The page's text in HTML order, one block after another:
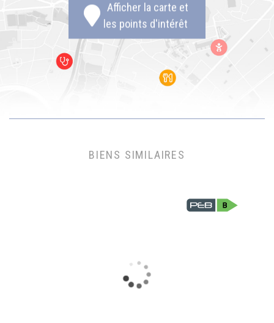
Afficher la carte et
les points d'intérêt
BIENS SIMILAIRES